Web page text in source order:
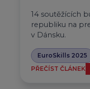
14 soutěžících
republiku na
v Dánsku.
EuroSkills 2025
PŘEČÍST ČLÁNEK